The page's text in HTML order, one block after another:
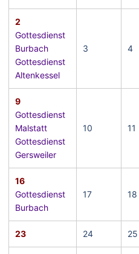
2
Gottesdienst
Burbach
Gottesdienst
Altenkessel
3 4
9
Gottesdienst
Malstatt
Gottesdienst
Gersweiler
10 11
16
Gottesdienst
Burbach
17 18
23 24 25